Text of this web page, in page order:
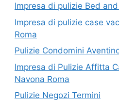
Impresa di pulizie Bed
Impresa di pulizie case
Roma
Pulizie Condomini
Impresa di Pulizie Affitta
Navona Roma
Pulizie Negozi Termini